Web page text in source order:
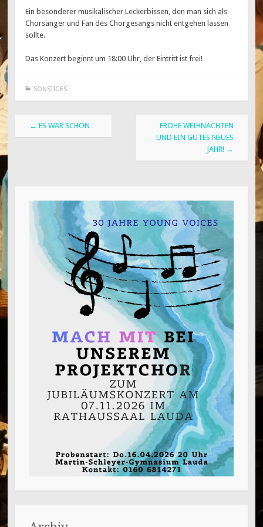
Ein besonderer musikalischer Leckerbissen, den man sich als
Chorsänger und Fan des Chorgesangs nicht entgehen lassen
sollte.
Das Konzert beginnt um 18:00 Uhr, der Eintritt ist frei!
SONSTIGES
Beitragsnavigation
← ES WAR SCHÖN…
FROHE WEIHNACHTEN
UND EIN GUTES NEUES
JAHR! →